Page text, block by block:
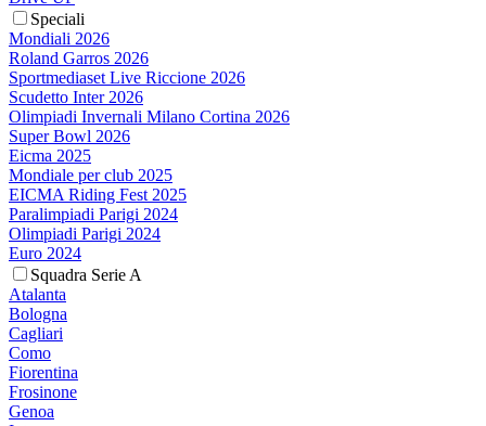
Speciali
Mondiali 2026
Roland Garros 2026
Sportmediaset Live Riccione 2026
Scudetto Inter 2026
Olimpiadi Invernali Milano Cortina 2026
Super Bowl 2026
Eicma 2025
Mondiale per club 2025
EICMA Riding Fest 2025
Paralimpiadi Parigi 2024
Olimpiadi Parigi 2024
Euro 2024
Squadra Serie A
Atalanta
Bologna
Cagliari
Como
Fiorentina
Frosinone
Genoa